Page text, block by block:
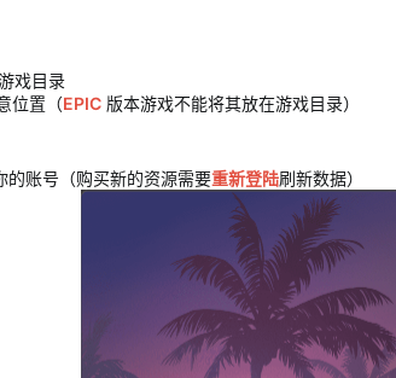
戏目录
位置（EPIC 版本游戏不能将其放在游戏目录）
的账号（购买新的资源需要重新登陆刷新数据）​